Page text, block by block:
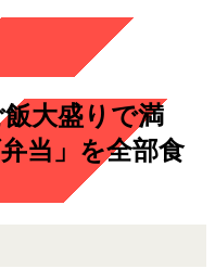
飯大盛りで満
当」を全部食